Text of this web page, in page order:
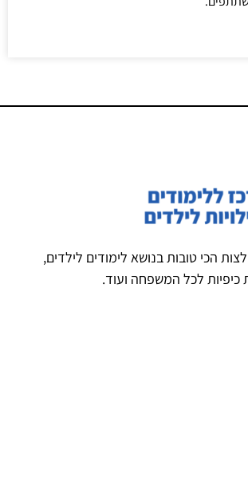
הכי טובות בנושא לימודים לילדים,
כיפיות לכל המשפחה ועוד.